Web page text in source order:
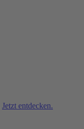
Jetzt entdecken.